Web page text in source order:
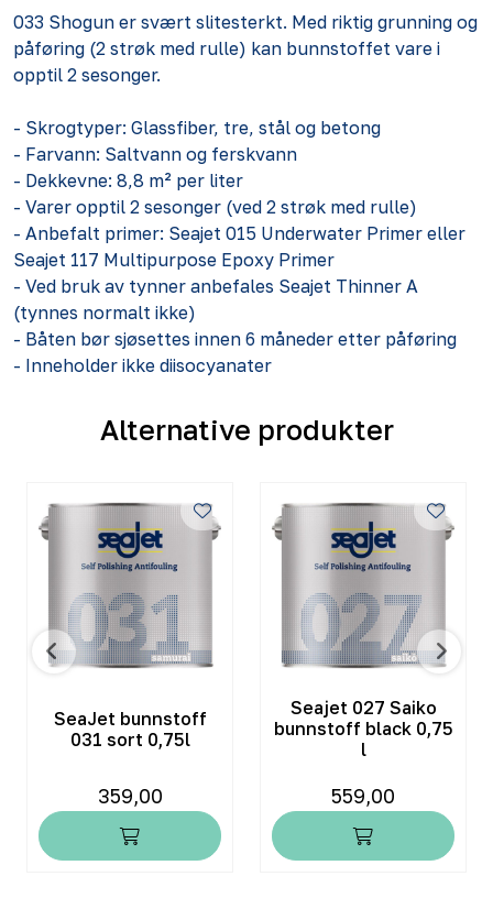
033 Shogun er svært slitesterkt. Med riktig grunning og
påføring (2 strøk med rulle) kan bunnstoffet vare i
opptil 2 sesonger.
- Skrogtyper: Glassfiber, tre, stål og betong
- Farvann: Saltvann og ferskvann
- Dekkevne: 8,8 m² per liter
- Varer opptil 2 sesonger (ved 2 strøk med rulle)
- Anbefalt primer: Seajet 015 Underwater Primer eller
Seajet 117 Multipurpose Epoxy Primer
- Ved bruk av tynner anbefales Seajet Thinner A
(tynnes normalt ikke)
- Båten bør sjøsettes innen 6 måneder etter påføring
- Inneholder ikke diisocyanater
Alternative produkter
SeaJet bunnstoff
031 sort 0,75l
359,00
Seajet 027 Saiko
bunnstoff black 0,75
l
559,00